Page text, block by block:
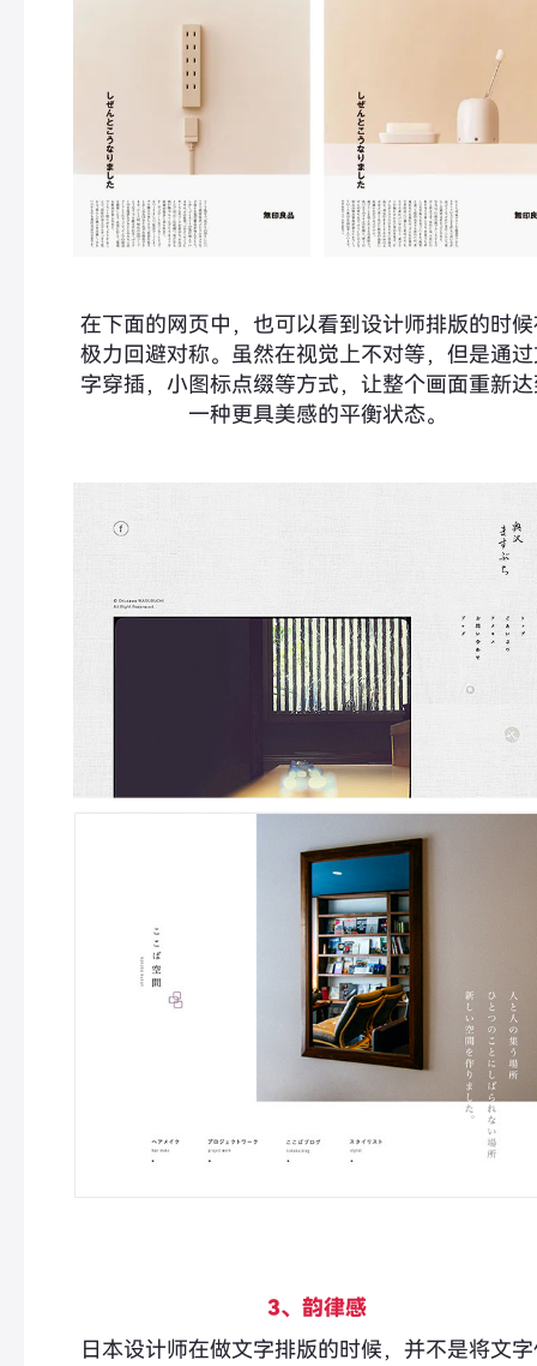
在下面的网页中，也可以看到设计师排版的时
极力回避对称。虽然在视觉上不对等，但是通
字穿插，小图标点缀等方式，让整个画面重新
一种更具美感的平衡状态。
3、韵律感
日本设计师在做文字排版的时候，并不是将文